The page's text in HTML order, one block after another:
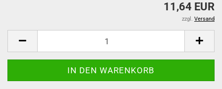
11,64 EUR
zzgl. Versand